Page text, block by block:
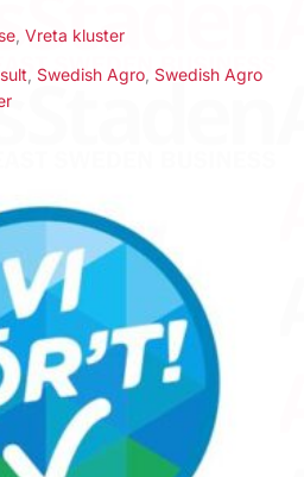
Vreta kluster
Swedish Agro Swedish Agro